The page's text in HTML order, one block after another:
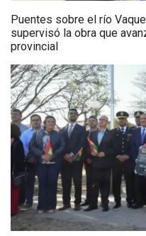
Puentes sobre el río
supervisó la obra que
provincial